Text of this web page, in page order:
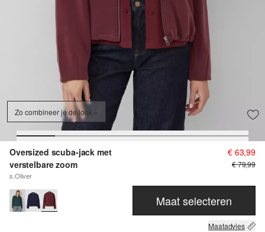
Zo combineer je de look
Oversized scuba-jack met
verstelbare zoom
s.Oliver
€ 63,99
€ 79,99
Maat selecteren
Maatadvies